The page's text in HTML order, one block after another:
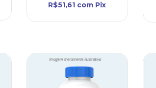
R$51,61 com Pix